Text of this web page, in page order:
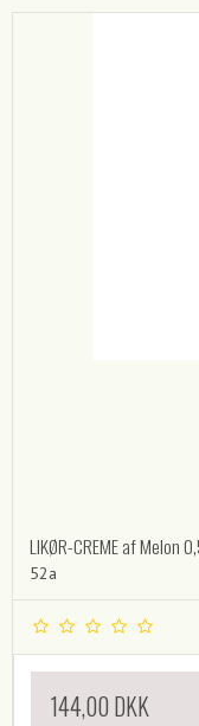
LIKØR-CREME af Melon
52a
144,00 DKK